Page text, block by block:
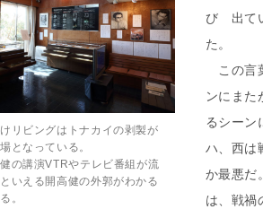
リビングはトナカイの剥製が
となっている。
の講演VTRやテレビ番組が流
いえる開高健の外郭がわかる
。
び 出て
た。
この言
ンにまた
るシーン
ハ、西は
か最悪だ
は、戦禍